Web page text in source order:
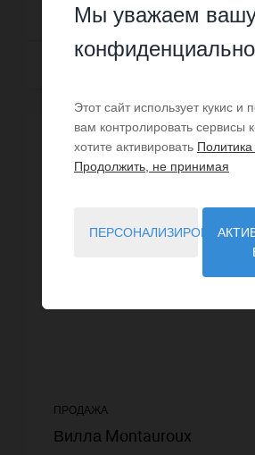
ПРОДАЖА
Вилла Montauroux
Мы уважаем
Этот сайт использует кукис и
вам контролировать сервисы
хотите активировать Политика
Продолжить, не принимая
ПЕРСОНАЛИЗИРОВАТЬ